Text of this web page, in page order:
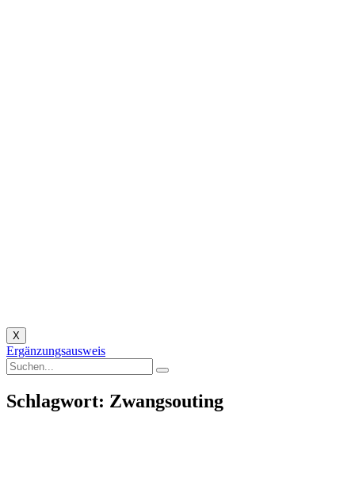
X
Ergänzungsausweis
Schlagwort: Zwangsouting